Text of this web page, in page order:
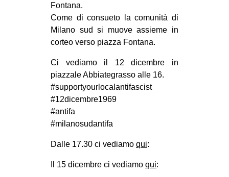
MOVIMENTI
AMBIENTE
DIRITTO ALL’ABITARE
GENERI
MIGRAZIONI
PRECARIATO
Fontana.
Come di consueto la comunità di
Milano sud si muove assieme in
corteo verso piazza Fontana.
Ci vediamo il 12 dicembre in
piazzale Abbiategrasso alle 16.
#supportyourlocalantifascist
#12dicembre1969
#antifa
#milanosudantifa
Dalle 17.30 ci vediamo qui:
Il 15 dicembre ci vediamo qui: